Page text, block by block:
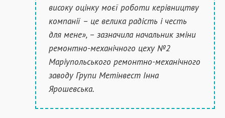
високу оцінку моєї роботи керівництву
компанії – це велика радість і честь
для мене», – зазначила начальник зміни
ремонтно-механічного цеху №2
Маріупольського ремонтно-механічного
заводу Групи Метінвест Інна
Ярошевська.